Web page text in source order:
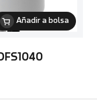
Añadir a bolsa